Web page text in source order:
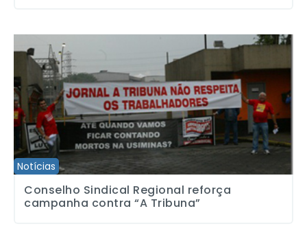
Notícias
Conselho Sindical Regional reforça campanha contra “A Tribuna”
Conselho Sindical Regional reforça
campanha contra “A Tribuna”